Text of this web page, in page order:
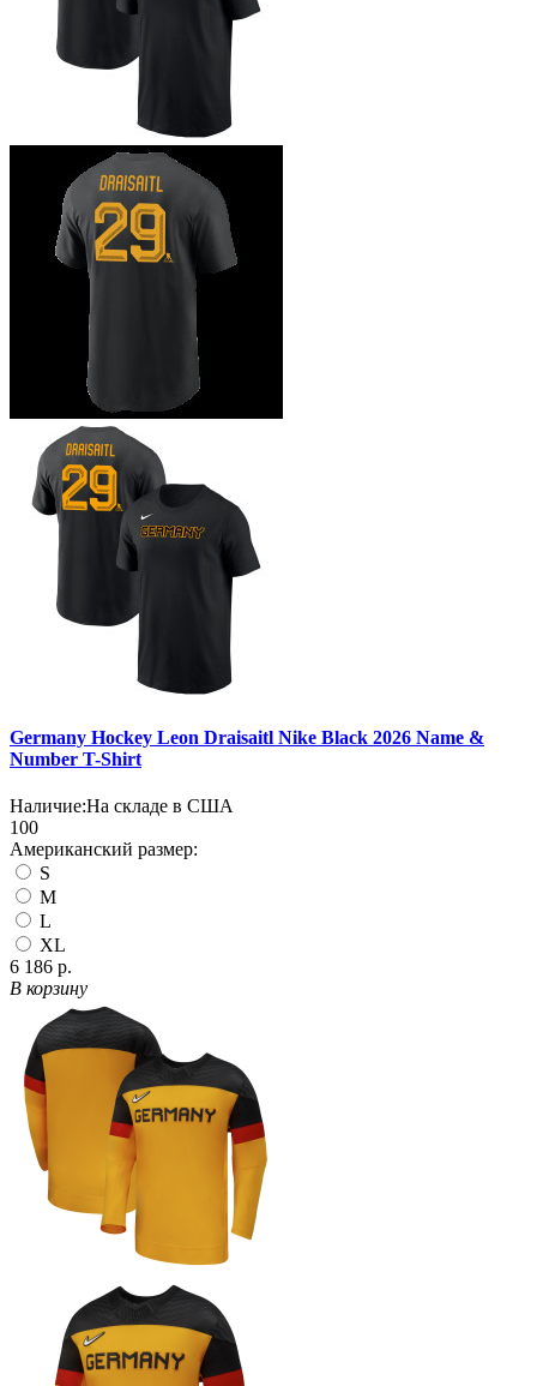
Germany Hockey Leon Draisaitl Nike Black 2026 Name &
Number T-Shirt
Наличие:На складе в США
100
Американский размер:
S
M
L
XL
6 186 р.
В корзину